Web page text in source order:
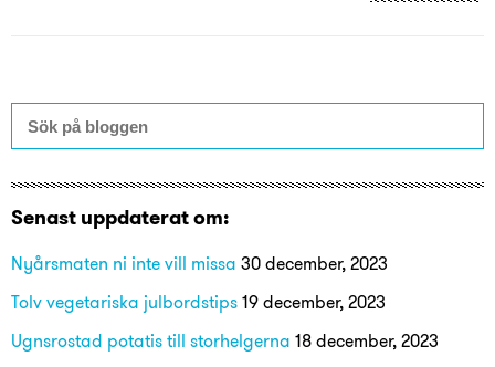
Senast uppdaterat om:
Nyårsmaten ni inte vill missa 30 december, 2023
Tolv vegetariska julbordstips 19 december, 2023
Ugnsrostad potatis till storhelgerna 18 december, 2023